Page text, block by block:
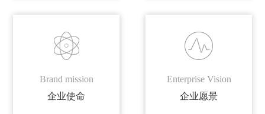
Brand mission
企业使命
Enterprise Vision
企业愿景